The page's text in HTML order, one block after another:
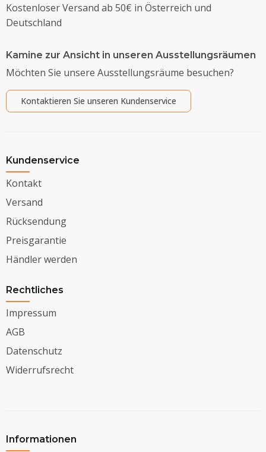
Kostenloser Versand ab 50€ in Österreich und
Deutschland
Kamine zur Ansicht in unseren Ausstellungsräumen
Möchten Sie unsere Ausstellungsräume besuchen?
Kontaktieren Sie unseren Kundenservice
Kundenservice
Kontakt
Versand
Rücksendung
Preisgarantie
Händler werden
Rechtliches
Impressum
AGB
Datenschutz
Widerrufsrecht
Informationen